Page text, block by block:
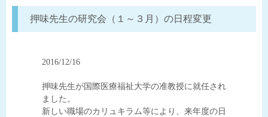
押味先生の研究会（１～３月）の日程変更
2016/12/16
押味先生が国際医療福祉大学の准教授に就任され
ました。
新しい職場のカリュキラム等により、来年度の日